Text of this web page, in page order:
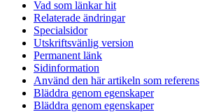
Vad som länkar hit
Relaterade ändringar
Specialsidor
Utskriftsvänlig version
Permanent länk
Sidinformation
Använd den här artikeln som referens
Bläddra genom egenskaper
Bläddra genom egenskaper